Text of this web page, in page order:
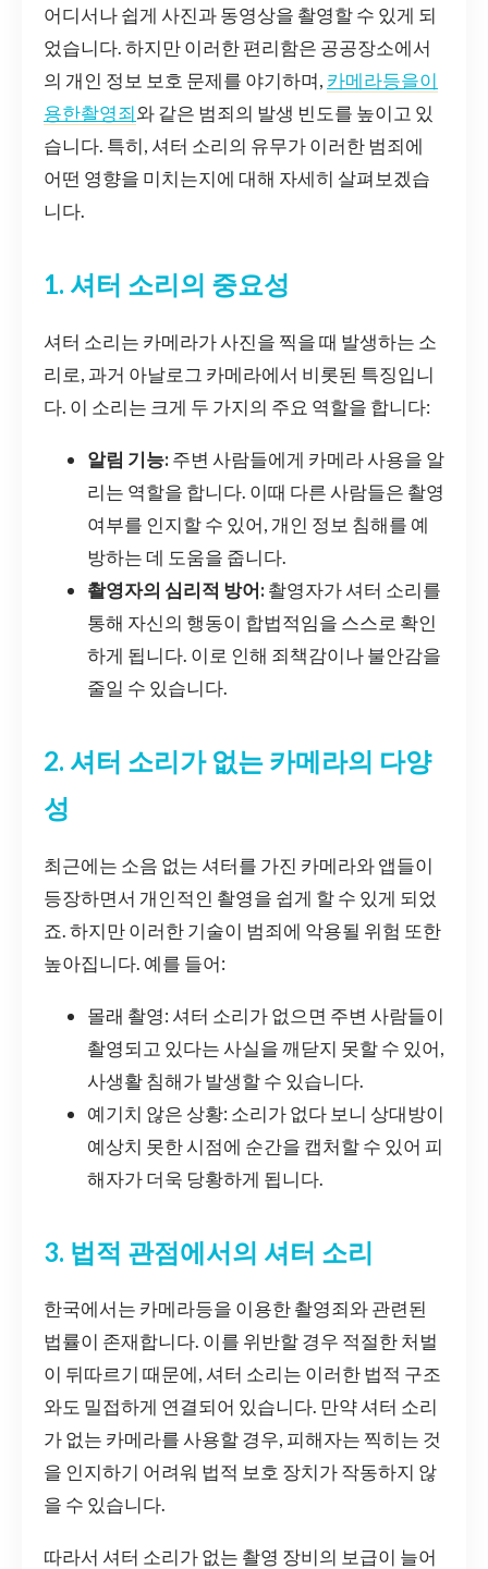
어디서나 쉽게 사진과 동영상을 촬영할 수 있게 되
었습니다. 하지만 이러한 편리함은 공공장소에서
의 개인 정보 보호 문제를 야기하며, 카메라등을이
용한촬영죄와 같은 범죄의 발생 빈도를 높이고 있
습니다. 특히, 셔터 소리의 유무가 이러한 범죄에
어떤 영향을 미치는지에 대해 자세히 살펴보겠습
니다.
1. 셔터 소리의 중요성
셔터 소리는 카메라가 사진을 찍을 때 발생하는 소
리로, 과거 아날로그 카메라에서 비롯된 특징입니
다. 이 소리는 크게 두 가지의 주요 역할을 합니다:
알림 기능: 주변 사람들에게 카메라 사용을 알
리는 역할을 합니다. 이때 다른 사람들은 촬영
여부를 인지할 수 있어, 개인 정보 침해를 예
방하는 데 도움을 줍니다.
촬영자의 심리적 방어: 촬영자가 셔터 소리를
통해 자신의 행동이 합법적임을 스스로 확인
하게 됩니다. 이로 인해 죄책감이나 불안감을
줄일 수 있습니다.
2. 셔터 소리가 없는 카메라의 다양
성
최근에는 소음 없는 셔터를 가진 카메라와 앱들이
등장하면서 개인적인 촬영을 쉽게 할 수 있게 되었
죠. 하지만 이러한 기술이 범죄에 악용될 위험 또한
높아집니다. 예를 들어:
몰래 촬영: 셔터 소리가 없으면 주변 사람들이
촬영되고 있다는 사실을 깨닫지 못할 수 있어,
사생활 침해가 발생할 수 있습니다.
예기치 않은 상황: 소리가 없다 보니 상대방이
예상치 못한 시점에 순간을 캡처할 수 있어 피
해자가 더욱 당황하게 됩니다.
3. 법적 관점에서의 셔터 소리
한국에서는 카메라등을 이용한 촬영죄와 관련된
법률이 존재합니다. 이를 위반할 경우 적절한 처벌
이 뒤따르기 때문에, 셔터 소리는 이러한 법적 구조
와도 밀접하게 연결되어 있습니다. 만약 셔터 소리
가 없는 카메라를 사용할 경우, 피해자는 찍히는 것
을 인지하기 어려워 법적 보호 장치가 작동하지 않
을 수 있습니다.
따라서 셔터 소리가 없는 촬영 장비의 보급이 늘어